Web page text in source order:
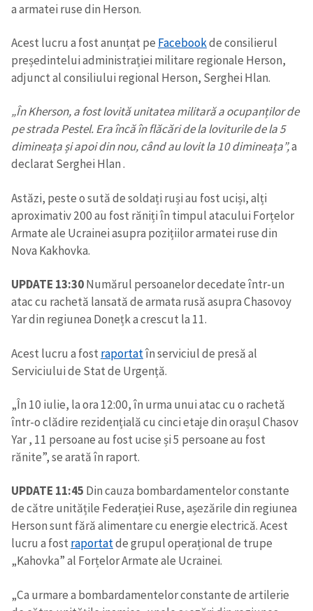
Trimite o informație
Despre ZdG
на русском
a armatei ruse din Herson.
Acest lucru a fost anunțat pe Facebookde consilierul
președintelui administrației militare regionale Herson,
adjunct al consiliului regional Herson, Serghei Hlan.
„În Kherson, a fost lovită unitatea militară a ocupanților de
pe strada Pestel. Era încă în flăcări de la loviturile de la 5
dimineața și apoi din nou, când au lovit la 10 dimineața”,a
declarat Serghei Hlan .
Astăzi, peste o sută de soldați ruși au fost uciși, alți
aproximativ 200 au fost răniți în timpul atacului Forțelor
Armate ale Ucrainei asupra pozițiilor armatei ruse din
Nova Kakhovka.
UPDATE 13:30Numărul persoanelor decedate într-un
atac cu rachetă lansată de armata rusă asupra Chasovoy
Yar din regiunea Donețk a crescut la 11.
Acest lucru a fost raportatîn serviciul de presă al
Serviciului de Stat de Urgență.
„În 10 iulie, la ora 12:00, în urma unui atac cu o rachetă
într-o clădire rezidențială cu cinci etaje din orașul Chasov
Yar , 11 persoane au fost ucise și 5 persoane au fost
rănite”, se arată în raport.
UPDATE 11:45 Din cauza bombardamentelor constante
de către unitățile Federației Ruse, așezările din regiunea
Herson sunt fără alimentare cu energie electrică. Acest
lucru a fost raportatde grupul operațional de trupe
„Kahovka” al Forțelor Armate ale Ucrainei.
„Ca urmare a bombardamentelor constante de artilerie